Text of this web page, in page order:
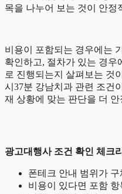
목을 나누어 보는 것이 안정
비용이 포함되는 경우에는
확인하고, 절차가 있는 경우
로 진행되는지 살펴보는 것
시37분 강남치과 관련 조건
재 상황에 맞는 판단을 더
광고대행사 조건 확인 체크
폰테크 안내 범위가
비용이 있다면 포함